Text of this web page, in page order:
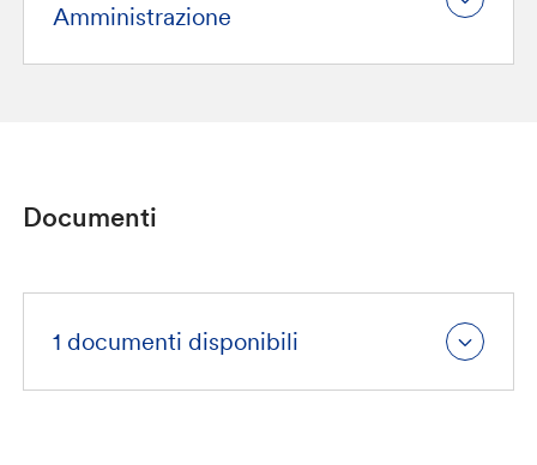
Amministrazione
Documenti
1 documenti disponibili